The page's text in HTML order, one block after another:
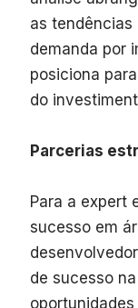
as
demanda por
posiciona
do
Parcerias
Para a expert
sucesso em
de sucesso